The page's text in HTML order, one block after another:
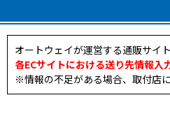
オートウェイが運営する通販サイ
各ECサイトにおける送り先情報
※情報の不足がある場合、取付店